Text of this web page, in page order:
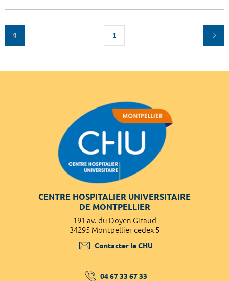
1
CENTRE HOSPITALIER UNIVERSITAIRE
DE MONTPELLIER
191 av. du Doyen Giraud
34295 Montpellier cedex 5
Contacter le CHU
04 67 33 67 33